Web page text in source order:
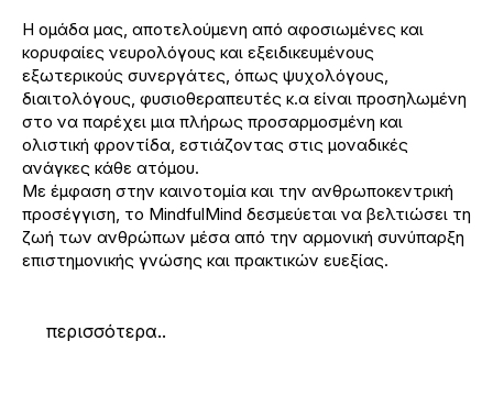
Η ομάδα μας, αποτελούμενη από αφοσιωμένες και
κορυφαίες νευρολόγους και εξειδικευμένους
εξωτερικούς συνεργάτες, όπως ψυχολόγους,
διαιτολόγους, φυσιοθεραπευτές κ.α είναι προσηλωμένη
στο να παρέχει μια πλήρως προσαρμοσμένη και
ολιστική φροντίδα, εστιάζοντας στις μοναδικές
ανάγκες κάθε ατόμου.
Με έμφαση στην καινοτομία και την ανθρωποκεντρική
προσέγγιση, το MindfulMind δεσμεύεται να βελτιώσει τη
ζωή των ανθρώπων μέσα από την αρμονική συνύπαρξη
επιστημονικής γνώσης και πρακτικών ευεξίας.
περισσότερα..